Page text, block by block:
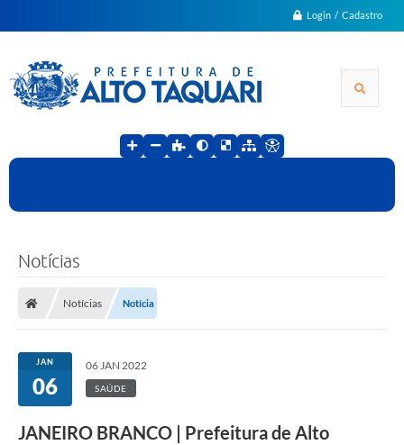
Login / Cadastro
Notícias
Notícias Notícia
JAN
06
06 JAN 2022
SAÚDE
JANEIRO BRANCO | Prefeitura de Alto